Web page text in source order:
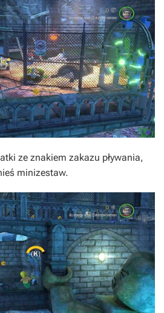
ze znakiem zakazu pływania,
minizestaw.